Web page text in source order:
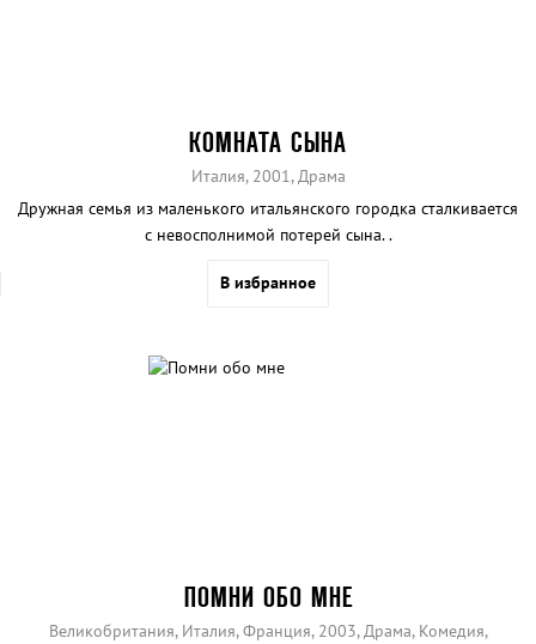
КОМНАТА СЫНА
Италия, 2001, Драма
Дружная семья из маленького итальянского городка сталкивается
с невосполнимой потерей сына. .
В избранное
ПОМНИ ОБО МНЕ
Великобритания, Италия, Франция, 2003, Драма, Комедия,